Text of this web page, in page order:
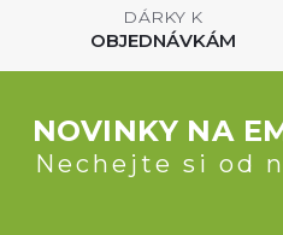
DÁRKY K
OBJEDNÁVKÁM
NOVINKY NA
Nechejte si od